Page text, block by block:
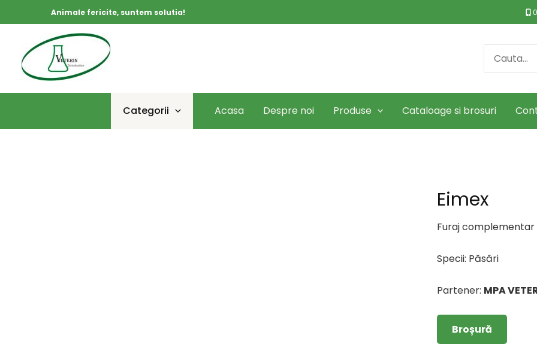
to
Animale fericite, suntem solutia!
Search
Categorii Acasa Despre noi Produse Cataloage si brosuri
Eimex
Furaj
Specii: Păsări
Partener: MPA
Broșură